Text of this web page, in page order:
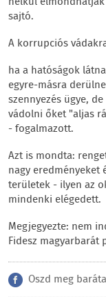
sajtó.
A korrupciós
ha a hatóságok
egyre-másra
szennyezés ügye,
vádolni őket "aljas
- fogalmazott.
Azt is mondta:
nagy eredményeket
területek - ilyen az
mindenki elégedett.
Megjegyezte: nem
Fidesz
Oszd meg